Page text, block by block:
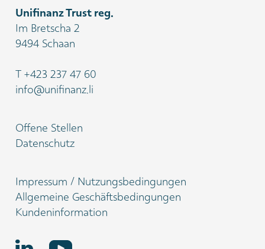
Unifinanz Trust reg.
Im Bretscha 2
9494 Schaan
T+423 237 47 60
info@unifinanz.li
Offene Stellen
Datenschutz
Impressum / Nutzungsbedingungen
Allgemeine Geschäftsbedingungen
Kundeninformation